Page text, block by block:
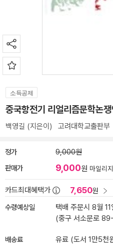
소득공제
중국항전기 리얼리즘문학논
백영길 (지은이) 고려대학교출판부
정가 9,000원
판매가 9,000원 마일리
카드최대혜택가 7,650원
수령예상일
택배 주문시 8월
(중구 서소문로
배송료 유료 (도서 1만5천